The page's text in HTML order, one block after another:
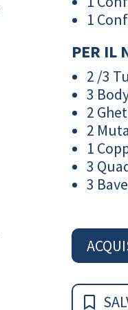
1
PER IL
2 /3
3
2
2
1
3
3